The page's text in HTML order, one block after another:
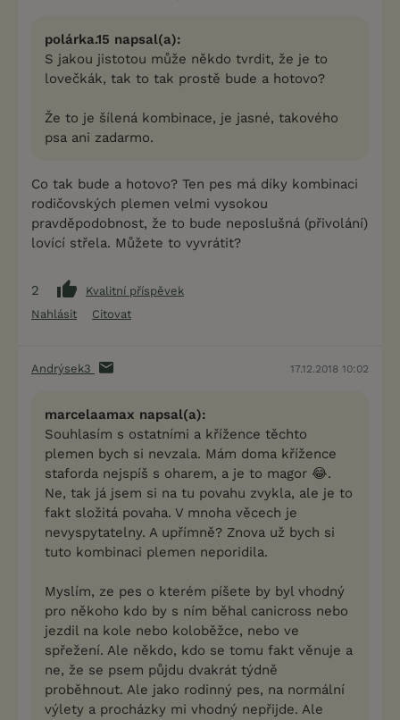
polárka.15 napsal(a):
S jakou jistotou může někdo tvrdit, že je to
lovečkák, tak to tak prostě bude a hotovo?
Že to je šílená kombinace, je jasné, takového
psa ani zadarmo.
Co tak bude a hotovo? Ten pes má díky kombinaci
rodičovských plemen velmi vysokou
pravděpodobnost, že to bude neposlušná (přivolání)
lovící střela. Můžete to vyvrátit?
2
Kvalitní příspěvek
Nahlásit
Citovat
Andrýsek3 17.12.2018 10:02
marcelaamax napsal(a):
Souhlasím s ostatními a křížence těchto
plemen bych si nevzala. Mám doma křížence
staforda nejspíš s oharem, a je to magor 😂.
Ne, tak já jsem si na tu povahu zvykla, ale je to
fakt složitá povaha. V mnoha věcech je
nevyspytatelny. A upřímně? Znova už bych si
tuto kombinaci plemen neporidila.
Myslím, ze pes o kterém píšete by byl vhodný
pro někoho kdo by s ním běhal canicross nebo
jezdil na kole nebo koloběžce, nebo ve
spřežení. Ale někdo, kdo se tomu fakt věnuje a
ne, že se psem půjdu dvakrát týdně
proběhnout. Ale jako rodinný pes, na normální
výlety a procházky mi vhodný nepřijde. Ale